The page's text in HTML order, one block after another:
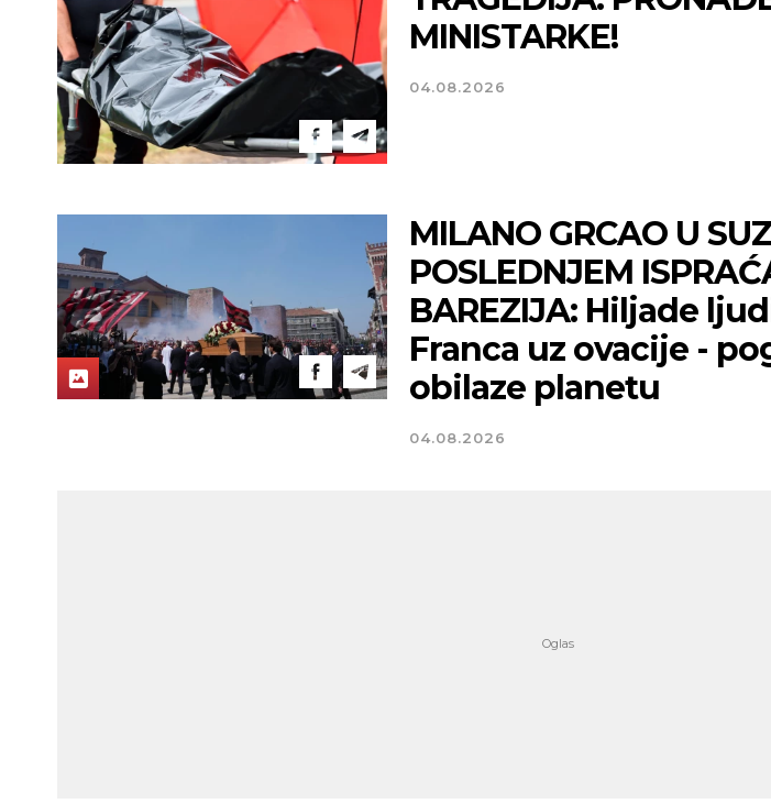
MINISTARKE!
04.08.2026
MILANO GRCAO U
POSLEDNJEM
BAREZIJA: Hiljade
Franca uz ovacije -
obilaze planetu
04.08.2026